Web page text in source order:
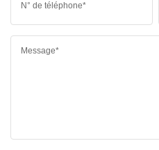
N° de téléphone*
Message*